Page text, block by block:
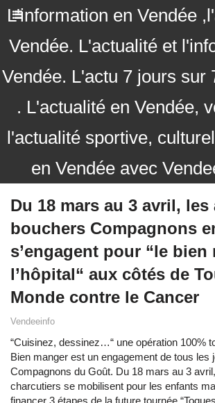
L'information en Vendée
Vendée. L'actualité et
Vendée. L'actu 7 jours sur
. L'actualité en Vendée,
l'actualité sportive,
en Vendée avec
Du 18 mars au 3 avril,
bouchers Compagnons
s’engagent pour “le bien
l’hôpital“ aux côtés de
Monde contre le Cancer
Vendeeinfo
“Cuisinez, dessinez…“ une opération 100%
Bien manger est un engagement de tous les
Compagnons du Goût. Du 18 mars au 3
charcutiers se mobilisent pour les enfants
financer 3 étapes de la future tournée